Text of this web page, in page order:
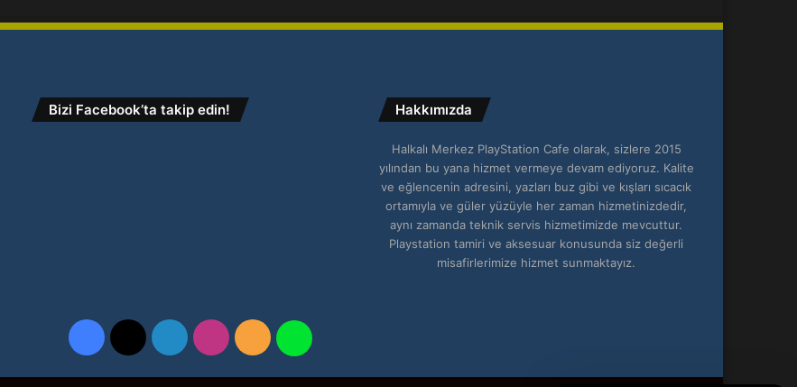
Bizi Facebook’ta takip edin! Hakkımızda
Halkalı Merkez PlayStation Cafe olarak, sizlere 2015
yılından bu yana hizmet vermeye devam ediyoruz. Kalite
ve eğlencenin adresini, yazları buz gibi ve kışları sıcacık
ortamıyla ve güler yüzüyle her zaman hizmetinizdedir,
aynı zamanda teknik servis hizmetimizde mevcuttur.
Playstation tamiri ve aksesuar konusunda siz değerli
misafirlerimize hizmet sunmaktayız.
Facebook
X LinkedInInstagram
RSS WhatsApp